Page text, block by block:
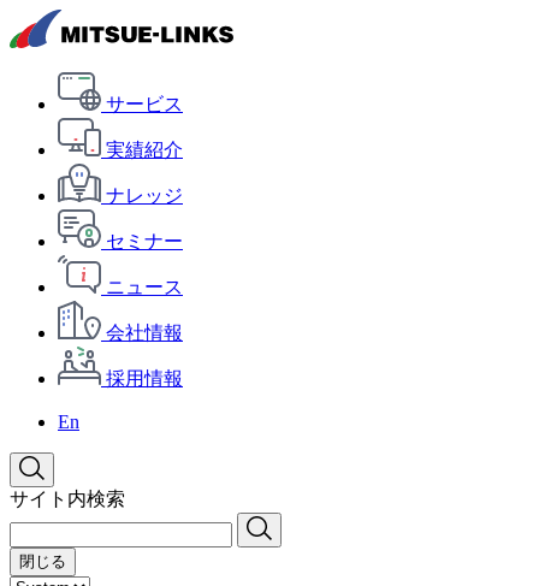
サービス
実績紹介
ナレッジ
セミナー
ニュース
会社情報
採用情報
En
サイト内検索
閉じる